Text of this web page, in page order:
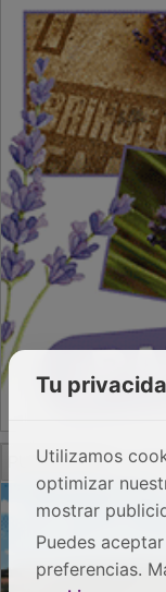
PUBLICIDAD
Tu
Utilizamos
optimizar
mostrar
Puedes
preferencias.